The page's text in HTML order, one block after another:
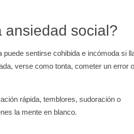
ansiedad social?
sentirse cohibida e incómoda si
verse como tonta, cometer un error
rápida, temblores, sudoración o
la mente en blanco.